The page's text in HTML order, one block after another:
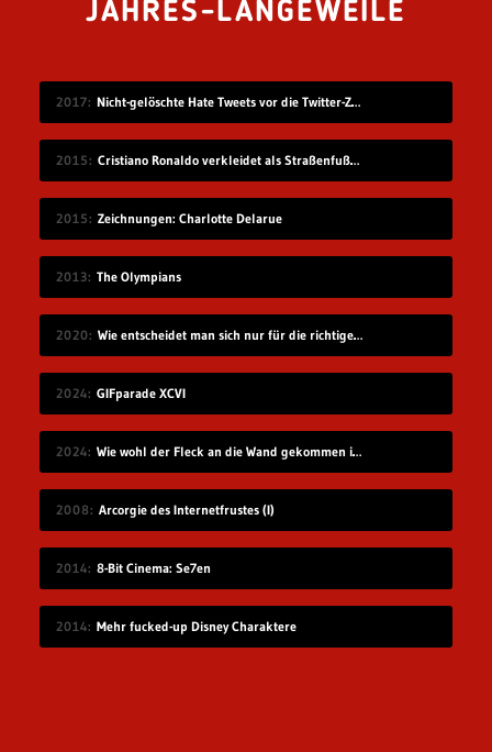
JAHRES-LANGEWEILE
2017 Nicht-gelöschte Hate Tweets vor die Twitter-Zentrale gesprüht
2015 Cristiano Ronaldo verkleidet als Straßenfußballer
2015 Zeichnungen: Charlotte Delarue
2013 The Olympians
2020 Wie entscheidet man sich nur für die richtige Idee?
2024 GIFparade XCVI
2024 Wie wohl der Fleck an die Wand gekommen ist?
2008 Arcorgie des Internetfrustes (I)
2014 8-Bit Cinema: Se7en
2014 Mehr fucked-up Disney Charaktere